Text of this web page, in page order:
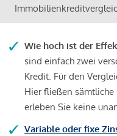
Wie hoch ist der
sind einfach zwei
Kredit. Für den
Hier fließen
erleben Sie keine
Variable oder fixe